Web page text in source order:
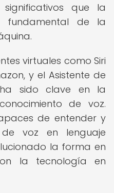
significativos que la
de la
virtuales como Siri
y el Asistente de
sido clave en la
de voz.
de entender y
voz en lenguaje
la forma en
la tecnología en